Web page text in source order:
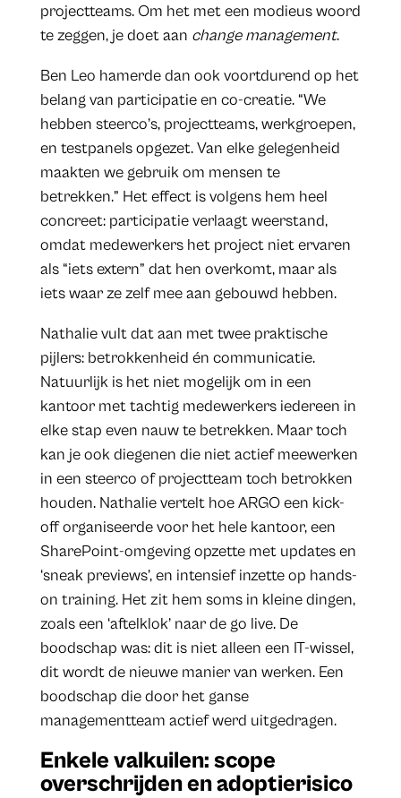
projectteams. Om het met een modieus woord
te zeggen, je doet aan change management.
Ben Leo hamerde dan ook voortdurend op het
belang van participatie en co-creatie. “We
hebben steerco’s, projectteams, werkgroepen,
en testpanels opgezet. Van elke gelegenheid
maakten we gebruik om mensen te
betrekken.” Het effect is volgens hem heel
concreet: participatie verlaagt weerstand,
omdat medewerkers het project niet ervaren
als “iets extern” dat hen overkomt, maar als
iets waar ze zelf mee aan gebouwd hebben.
Nathalie vult dat aan met twee praktische
pijlers: betrokkenheid én communicatie.
Natuurlijk is het niet mogelijk om in een
kantoor met tachtig medewerkers iedereen in
elke stap even nauw te betrekken. Maar toch
kan je ook diegenen die niet actief meewerken
in een steerco of projectteam toch betrokken
houden. Nathalie vertelt hoe ARGO een kick-
off organiseerde voor het hele kantoor, een
SharePoint-omgeving opzette met updates en
‘sneak previews’, en intensief inzette op hands-
on training. Het zit hem soms in kleine dingen,
zoals een ‘aftelklok’ naar de go live. De
boodschap was: dit is niet alleen een IT-wissel,
dit wordt de nieuwe manier van werken. Een
boodschap die door het ganse
managementteam actief werd uitgedragen.
Enkele valkuilen: scope
overschrijden en adoptierisico